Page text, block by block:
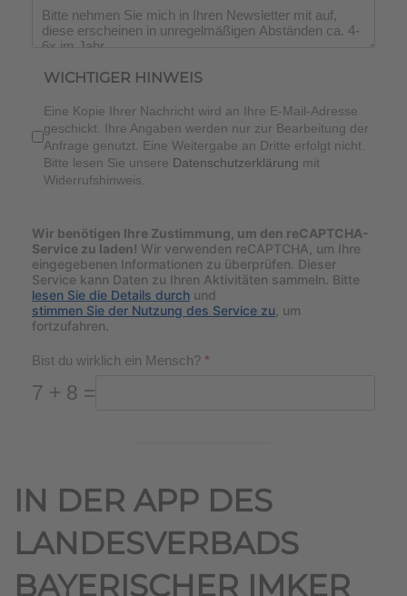
WICHTIGER HINWEIS
Eine Kopie Ihrer Nachricht wird an Ihre E-Mail-Adresse
geschickt. Ihre Angaben werden nur zur Bearbeitung der
Anfrage genutzt. Eine Weitergabe an Dritte erfolgt nicht.
Bitte lesen Sie unsere Datenschutzerklärung mit
Widerrufshinweis.
Wir benötigen Ihre Zustimmung, um den reCAPTCHA-
Service zu laden! Wir verwenden reCAPTCHA, um Ihre
eingegebenen Informationen zu überprüfen. Dieser
Service kann Daten zu Ihren Aktivitäten sammeln. Bitte
lesen Sie die Details durch und
stimmen Sie der Nutzung des Service zu , um
fortzufahren.
Bist du wirklich ein Mensch? *
7 + 8 =
IN DER APP DES
LANDESVERBADS
BAYERISCHER IMKER